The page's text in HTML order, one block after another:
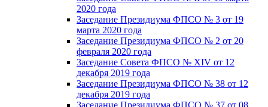
2020 года
Заседание Президиума ФПСО № 3 от 19
марта 2020 года
Заседание Президиума ФПСО № 2 от 20
февраля 2020 года
Заседание Совета ФПСО № XIV от 12
декабря 2019 года
Заседание Президиума ФПСО № 38 от 12
декабря 2019 года
Заседание Президиума ФПСО № 37 от 08